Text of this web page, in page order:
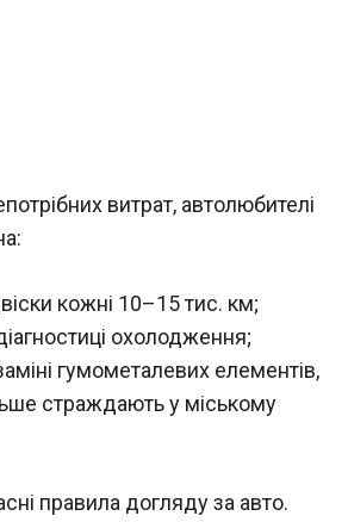
витрат, автолюбителі
кожні 10–15 тис. км;
охолодження;
гумометалевих елементів,
страждають у міському
правила догляду за авто.